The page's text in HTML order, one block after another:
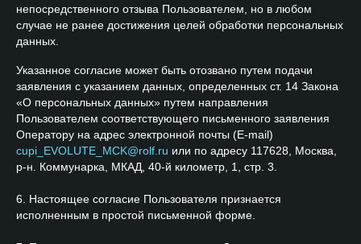
непосредственного отзыва Пользователем, но в любом
случае не ранее достижения целей обработки персональных
данных.
Указанное согласие может быть отозвано путем подачи
заявления с указанием данных, определенных ст. 14 Закона
«О персональных данных» путем направления
Пользователем соответствующего письменного заявления
Оператору на адрес электронной почты (E-mail)
cupi_EVOLUTE_MCK@rolf.ru или по адресу 117628, Москва,
р-н. Коммунарка, МКАД, 40-й километр, 1, стр. 3.
6. Настоящее согласие Пользователя признается
исполненным в простой письменной форме.